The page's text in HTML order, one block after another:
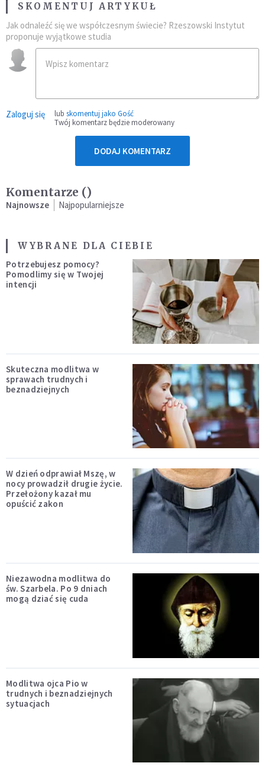
SKOMENTUJ ARTYKUŁ
Jak odnaleźć się we współczesnym świecie? Rzeszowski Instytut
proponuje wyjątkowe studia
Zaloguj się lub skomentuj jako Gość
Twój komentarz będzie moderowany
DODAJ KOMENTARZ
Komentarze ()
Najnowsze Najpopularniejsze
WYBRANE DLA CIEBIE
Potrzebujesz pomocy?
Pomodlimy się w Twojej
intencji
Skuteczna modlitwa w
sprawach trudnych i
beznadziejnych
W dzień odprawiał Mszę, w
nocy prowadził drugie życie.
Przełożony kazał mu
opuścić zakon
Niezawodna modlitwa do
św. Szarbela. Po 9 dniach
mogą dziać się cuda
Modlitwa ojca Pio w
trudnych i beznadziejnych
sytuacjach